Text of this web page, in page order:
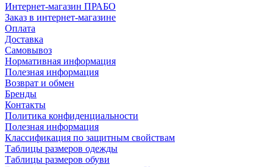
Интернет-магазин ПРАБО
Заказ в интернет-магазине
Оплата
Доставка
Самовывоз
Нормативная информация
Полезная информация
Возврат и обмен
Бренды
Контакты
Политика конфиденциальности
Полезная информация
Классификация по защитным свойствам
Таблицы размеров одежды
Таблицы размеров обуви